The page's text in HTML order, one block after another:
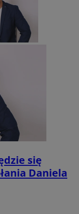
się
Daniela